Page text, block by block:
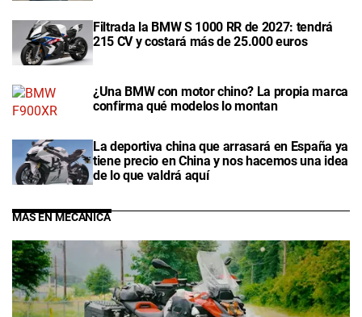
Filtrada la BMW S 1000 RR de 2027: tendrá
215 CV y costará más de 25.000 euros
¿Una BMW con motor chino? La propia marca
confirma qué modelos lo montan
La deportiva china que arrasará en España ya
tiene precio en China y nos hacemos una idea
de lo que valdrá aquí
MÁS EN MECÁNICA